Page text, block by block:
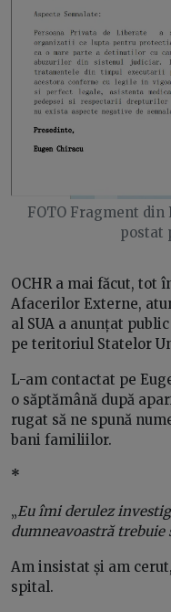
FOTO Fragment din
postat
OCHR a mai făcut, tot
Afacerilor Externe,
al SUA a anunțat
pe teritoriul Statelor
L-am contactat pe
o săptămână după
rugat să ne spună
bani familiilor.
*
„Eu îmi derulez
dumneavoastră trebuie
Am insistat și am
spital.